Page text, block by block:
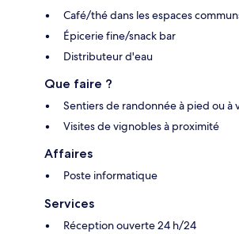
Café/thé dans les espaces
Épicerie fine/snack bar
Distributeur d'eau
Que faire ?
Sentiers de randonnée à pied ou à
Visites de vignobles à proximité
Affaires
Poste informatique
Services
Réception ouverte 24 h/24